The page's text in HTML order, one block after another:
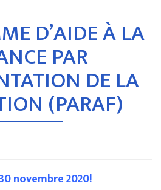
D’AIDE À LA
PAR
DE LA
(PARAF)
novembre 2020!